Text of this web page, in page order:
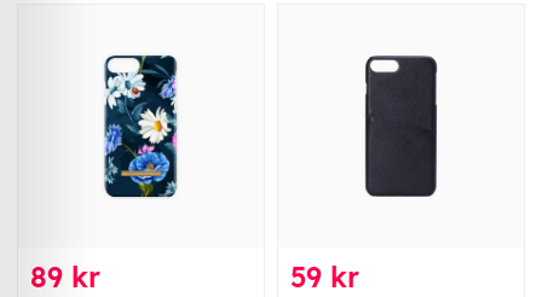
89 kr 59 kr